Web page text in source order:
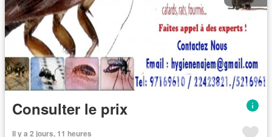
Consulter le prix
Il y a 2 jours, 11 heures